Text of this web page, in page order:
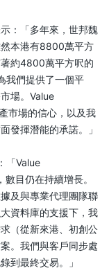
：「多年來，世邦魏
本港有8800萬平方
約4800萬平方呎的
我們提供了一個平
場。Value
市場的信心，以及我
發揮潛能的承諾。」
「Value
目仍在持續增長。
及與專業代理團隊聯
資料庫的支援下，我
（從新來港、初創公
。我們與客戶同步處
到最終交易。」